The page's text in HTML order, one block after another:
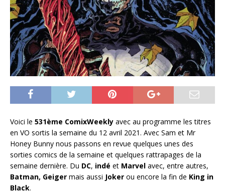
Voici le 531ème ComixWeekly avec au programme les titres
en VO sortis la semaine du 12 avril 2021. Avec Sam et Mr
Honey Bunny nous passons en revue quelques unes des
sorties comics de la semaine et quelques rattrapages de la
semaine dernière. Du DC, indé et Marvel avec, entre autres,
Batman, Geiger mais aussi Joker ou encore la fin de King in
Black.